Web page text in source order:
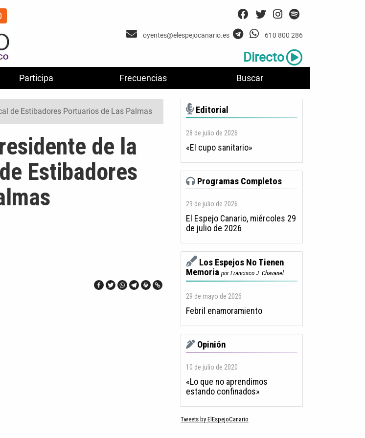
Participa Frecuencias Buscar
oyentes@elespejocanario.es 610 800 286
Directo
de Estibadores Portuarios de Las Palmas
de la
Estibadores
Editorial
28 de julio de 2026
«El cupo sanitario»
Programas Completos
29 de julio de 2026
El Espejo Canario, miércoles 29
de julio de 2026
Los Espejos No Tienen
Memoria por Francisco J. Chavanel
29 de mayo de 2026
Febril enamoramiento
Opinión
10 de julio de 2020
«Lo que no aprendimos
estando confinados»
Tweets by ElEspejoCanario